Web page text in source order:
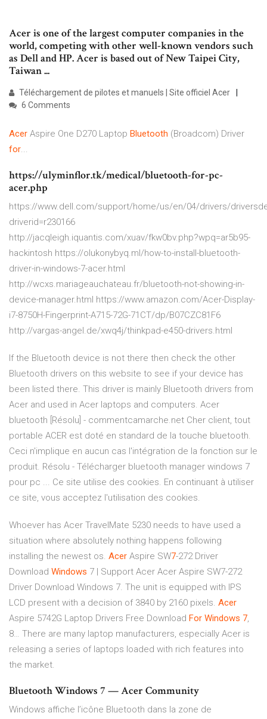
Acer is one of the largest computer companies in the
world, competing with other well-known vendors such
as Dell and HP. Acer is based out of New Taipei City,
Taiwan ...
Téléchargement de pilotes et manuels | Site officiel Acer
6 Comments
Acer Aspire One D270 Laptop Bluetooth (Broadcom) Driver
for...
https://ulyminflor.tk/medical/bluetooth-for-pc-
acer.php
https://www.dell.com/support/home/us/en/04/drivers/
driverid=r230166
http://jacqleigh.iquantis.com/xuav/fkw0bv.php?wpq=ar5b95-
hackintosh https://olukonybyq.ml/how-to-install-bluetooth-
driver-in-windows-7-acer.html
http://wcxs.mariageauchateau.fr/bluetooth-not-showing-in-
device-manager.html https://www.amazon.com/Acer-Display-
i7-8750H-Fingerprint-A715-72G-71CT/dp/B07CZC81F6
http://vargas-angel.de/xwq4j/thinkpad-e450-drivers.html
If the Bluetooth device is not there then check the other
Bluetooth drivers on this website to see if your device has
been listed there. This driver is mainly Bluetooth drivers from
Acer and used in Acer laptops and computers. Acer
bluetooth [Résolu] - commentcamarche.net Cher client, tout
portable ACER est doté en standard de la touche bluetooth.
Ceci n'implique en aucun cas l'intégration de la fonction sur le
produit. Résolu - Télécharger bluetooth manager windows 7
pour pc ... Ce site utilise des cookies. En continuant à utiliser
ce site, vous acceptez l'utilisation des cookies.
Whoever has Acer TravelMate 5230 needs to have used a
situation where absolutely nothing happens following
installing the newest os. Acer Aspire SW7-272 Driver
Download Windows 7 | Support Acer Acer Aspire SW7-272
Driver Download Windows 7. The unit is equipped with IPS
LCD present with a decision of 3840 by 2160 pixels. Acer
Aspire 5742G Laptop Drivers Free Download For Windows 7,
8… There are many laptop manufacturers, especially Acer is
releasing a series of laptops loaded with rich features into
the market.
Bluetooth Windows 7 — Acer Community
Windows affiche l’icône Bluetooth dans la zone de